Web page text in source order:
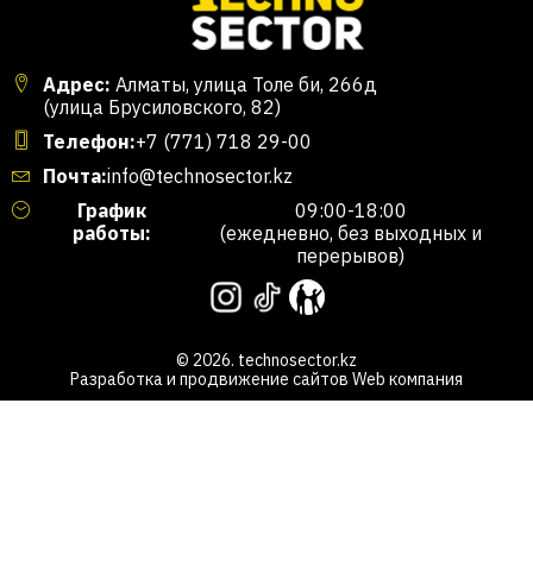
Адрес: Алматы, улица Толе би, 266д
(улица Брусиловского, 82)
Телефон:+7 (771) 718 29-00
Почта:info@technosector.kz
График
работы:
09:00-18:00
(ежедневно, без выходных и
перерывов)
© 2026. technosector.kz
Разработка и продвижение сайтов Web компания